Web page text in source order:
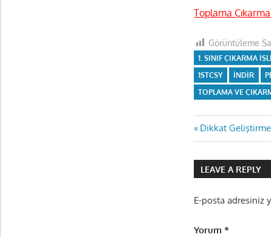
Toplama
Görüntüleme
1. SINIF ÇIKARMA
1STCSY
INDIR
TOPLAMA VE
Yazı
Previous
Post:
Dikkat Geliştirme
LEAVE A REPLY
E-posta adresiniz
Yorum*